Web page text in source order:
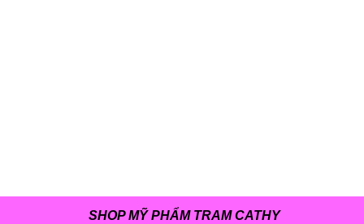
SHOP MỸ PHẨM TRAM CATHY